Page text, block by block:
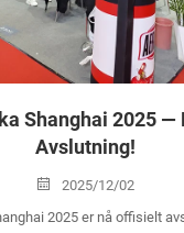
Shanghai 2025 —
Avslutning!
2025/12/02
2025 er nå offisielt